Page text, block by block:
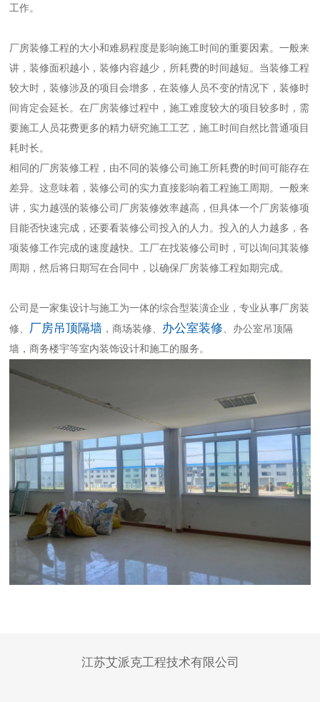
工作。
厂房装修工程的大小和难易程度是影响施工时间的重要因素。一般来
讲，装修面积越小，装修内容越少，所耗费的时间越短。当装修工程
较大时，装修涉及的项目会增多，在装修人员不变的情况下，装修时
间肯定会延长。在厂房装修过程中，施工难度较大的项目较多时，需
要施工人员花费更多的精力研究施工工艺，施工时间自然比普通项目
耗时长。
相同的厂房装修工程，由不同的装修公司施工所耗费的时间可能存在
差异。这意味着，装修公司的实力直接影响着工程施工周期。一般来
讲，实力越强的装修公司厂房装修效率越高，但具体一个厂房装修项
目能否快速完成，还要看装修公司投入的人力。投入的人力越多，各
项装修工作完成的速度越快。工厂在找装修公司时，可以询问其装修
周期，然后将日期写在合同中，以确保厂房装修工程如期完成。
公司是一家集设计与施工为一体的综合型装潢企业，专业从事厂房装
修、 厂房吊顶隔墙 ，商场装修、 办公室装修、办公室吊顶隔
墙，商务楼宇等室内装饰设计和施工的服务。
江苏艾派克工程技术有限公司